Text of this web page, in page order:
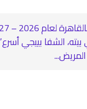
الشفا بييجي